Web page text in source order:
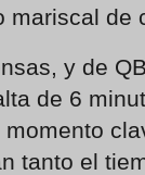
mariscal de
y de
de 6
tanto el